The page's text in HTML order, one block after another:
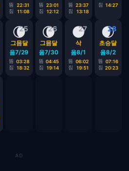
뜸
22:31
짐
11:08
뜸 23:01
짐
12:12
뜸 23:37
짐
13:18
짐 14:27
25
🌘
그믐달
음7/29
뜸 03:28
짐
18:32
26
🌘
그믐달
음7/30
뜸 04:45
짐
19:14
27
🌑
삭
음8/1
뜸 06:02
짐
19:51
28
🌒
초승달
음8/2
뜸 07:16
짐 20:23
AD